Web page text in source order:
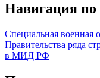
Навигация по
Специальная военная
Правительства ряда
в МИД РФ